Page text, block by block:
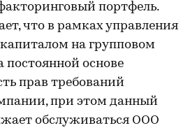
портфель.
что в рамках управления
на групповом
постоянной основе
прав требований
при этом данный
обслуживаться ООО